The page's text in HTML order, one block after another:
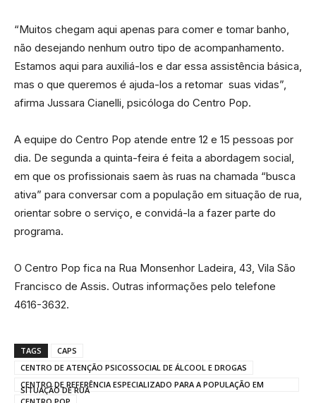
“Muitos chegam aqui apenas para comer e tomar banho,
não desejando nenhum outro tipo de acompanhamento.
Estamos aqui para auxiliá-los e dar essa assistência básica,
mas o que queremos é ajuda-los a retomar suas vidas”,
afirma Jussara Cianelli, psicóloga do Centro Pop.
A equipe do Centro Pop atende entre 12 e 15 pessoas por
dia. De segunda a quinta-feira é feita a abordagem social,
em que os profissionais saem às ruas na chamada “busca
ativa” para conversar com a população em situação de rua,
orientar sobre o serviço, e convidá-la a fazer parte do
programa.
O Centro Pop fica na Rua Monsenhor Ladeira, 43, Vila São
Francisco de Assis. Outras informações pelo telefone
4616-3632.
TAGS
CAPS
CENTRO DE ATENÇÃO PSICOSSOCIAL DE ÁLCOOL E DROGAS
CENTRO DE REFERÊNCIA ESPECIALIZADO PARA A POPULAÇÃO EM
SITUAÇÃO DE RUA